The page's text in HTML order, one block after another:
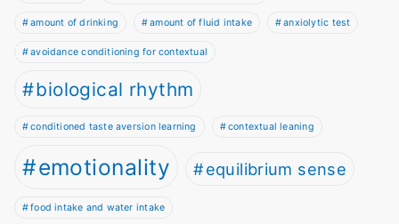
amount of drinking amount of fluid intake anxiolytic test
avoidance conditioning for contextual
biological rhythm
conditioned taste aversion learning contextual leaning
emotionality equilibrium sense
food intake and water intake